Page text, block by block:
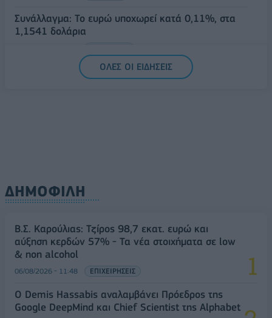
Συνάλλαγμα: Το ευρώ υποχωρεί κατά 0,11%, στα
1,1541 δολάρια
ΟΛΕΣ ΟΙ ΕΙΔΗΣΕΙΣ
ΔΗΜΟΦΙΛΗ
Β.Σ. Καρούλιας: Τζίρος 98,7 εκατ. ευρώ και
αύξηση κερδών 57% - Τα νέα στοιχήματα σε low
& non alcohol
06/08/2026 - 11:48 ΕΠΙΧΕΙΡΗΣΕΙΣ
Ο Demis Hassabis αναλαμβάνει Πρόεδρος της
Google DeepMind και Chief Scientist της Alphabet